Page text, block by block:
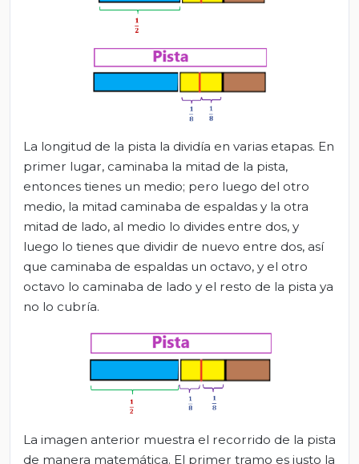
La longitud de la pista la dividía en varias etapas. En
primer lugar, caminaba la mitad de la pista,
entonces tienes un medio; pero luego del otro
medio, la mitad caminaba de espaldas y la otra
mitad de lado, al medio lo divides entre dos, y
luego lo tienes que dividir de nuevo entre dos, así
que caminaba de espaldas un octavo, y el otro
octavo lo caminaba de lado y el resto de la pista ya
no lo cubría.
La imagen anterior muestra el recorrido de la pista
de manera matemática. El primer tramo es justo la